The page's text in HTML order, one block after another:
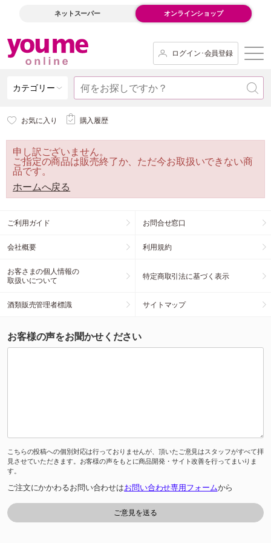
ネットスーパー オンラインショップ
ログイン･会員登録
カテゴリー
お気に入り 購入履歴
申し訳ございません。
ご指定の商品は販売終了か、ただ今お取扱いできない商
品です。
ホームへ戻る
ご利用ガイド お問合せ窓口
会社概要 利用規約
お客さまの個人情報の
取扱いについて
特定商取引法に基づく表示
酒類販売管理者標識 サイトマップ
お客様の声をお聞かせください
こちらの投稿への個別対応は行っておりませんが、頂いたご意見はスタッフがすべて拝
見させていただきます。お客様の声をもとに商品開発・サイト改善を行ってまいりま
す。
ご注文にかかわるお問い合わせはお問い合わせ専用フォームから